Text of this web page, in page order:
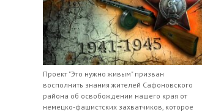
Проект "Это нужно живым" призван
восполнить знания жителей Сафоновского
района об освобождении нашего края от
немецко-фашистских захватчиков, которое